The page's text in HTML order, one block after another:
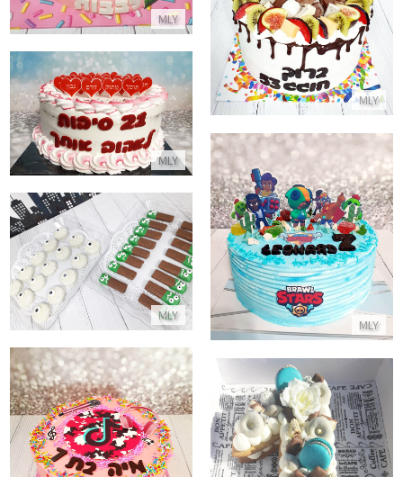
MLY
MLY
התקשר/י
MLY
עוגת 21 סיבות לאהוב
התקשר/י
MLY
עוגת בראול סטארס מעוצבת
התקשר/י
MLY
עוגיות מעוצבות להאלווין
התקשר/י
עוגת טיקטוק
התקשר/י עוגת מספרים לגיל שנה